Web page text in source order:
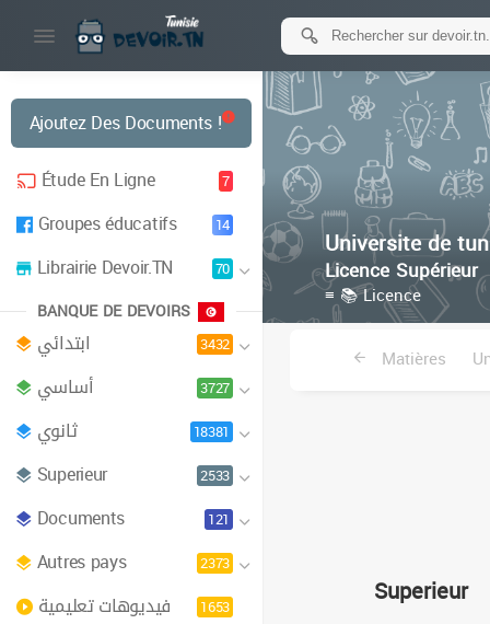
Ajoutez Des Documents !
Étude En Ligne
7
Groupes éducatifs 14
Librairie Devoir.TN 70
BANQUE DE DEVOIRS
ابتدائي 3432
أساسي 3727
ثانوي 18381
Superieur 2533
Documents 121
Autres pays 2373
فيديوهات تعليمية 1653
Universite de
Licence Supérieur
≡ 📚 Licence
Matières
Institut
Superieur